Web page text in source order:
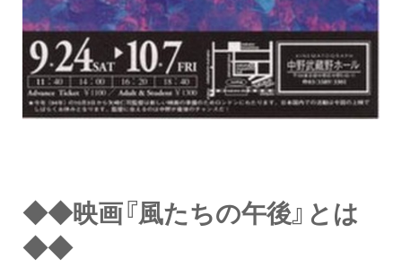
◆◆映画『風たちの午後』とは
◆◆